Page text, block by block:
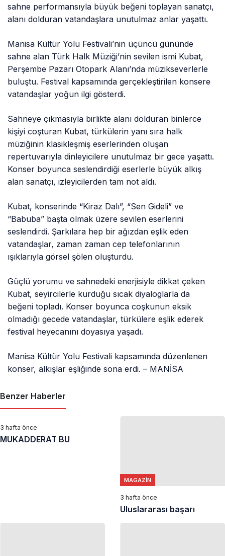
sahne performansıyla büyük beğeni toplayan sanatçı,
alanı dolduran vatandaşlara unutulmaz anlar yaşattı.
Manisa Kültür Yolu Festivali’nin üçüncü gününde
sahne alan Türk Halk Müziği’nin sevilen ismi Kubat,
Perşembe Pazarı Otopark Alanı’nda müzikseverlerle
buluştu. Festival kapsamında gerçekleştirilen konsere
vatandaşlar yoğun ilgi gösterdi.
Sahneye çıkmasıyla birlikte alanı dolduran binlerce
kişiyi coşturan Kubat, türkülerin yanı sıra halk
müziğinin klasikleşmiş eserlerinden oluşan
repertuvarıyla dinleyicilere unutulmaz bir gece yaşattı.
Konser boyunca seslendirdiği eserlerle büyük alkış
alan sanatçı, izleyicilerden tam not aldı.
Kubat, konserinde “Kiraz Dalı”, “Sen Gideli” ve
“Babuba” başta olmak üzere sevilen eserlerini
seslendirdi. Şarkılara hep bir ağızdan eşlik eden
vatandaşlar, zaman zaman cep telefonlarının
ışıklarıyla görsel şölen oluşturdu.
Güçlü yorumu ve sahnedeki enerjisiyle dikkat çeken
Kubat, seyircilerle kurduğu sıcak diyaloglarla da
beğeni topladı. Konser boyunca coşkunun eksik
olmadığı gecede vatandaşlar, türkülere eşlik ederek
festival heyecanını doyasıya yaşadı.
Manisa Kültür Yolu Festivali kapsamında düzenlenen
konser, alkışlar eşliğinde sona erdi. – MANİSA
Benzer Haberler
MAGAZIN
3 hafta önce
MUKADDERAT BU
MAGAZIN
3 hafta önce
Uluslararası başarı